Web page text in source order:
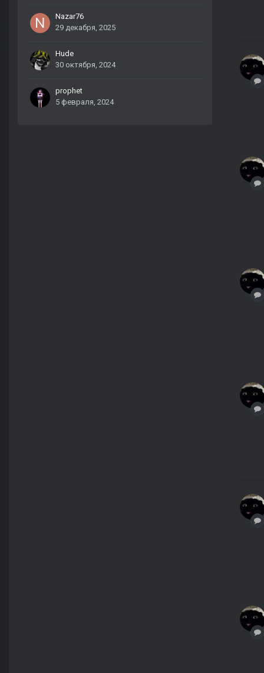
Nazar76
29 декабря, 2025
Hude
30 октября, 2024
prophet
5 февраля, 2024